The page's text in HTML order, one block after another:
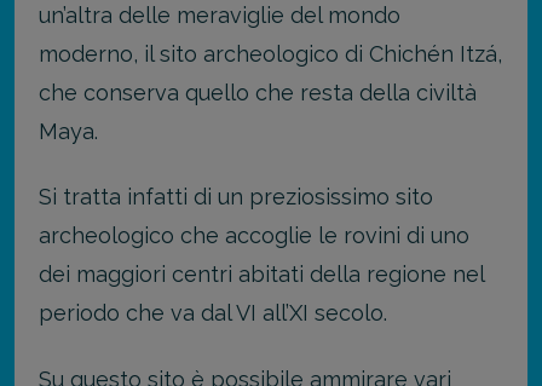
un’altra delle meraviglie del mondo
moderno, il sito archeologico di Chichén Itzá,
che conserva quello che resta della civiltà
Maya.
Si tratta infatti di un preziosissimo sito
archeologico che accoglie le rovini di uno
dei maggiori centri abitati della regione nel
periodo che va dal VI all’XI secolo.
Su questo sito è possibile ammirare vari